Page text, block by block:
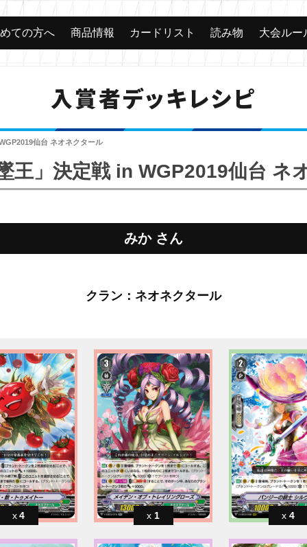
ての方へ 商品情報 カードリスト 読み物 大会ルー
入賞者デッキレシピ
仙台 ネオネクタール
王」決定戦 in WGP2019仙台 ネ
みか さん
クラン：ネオネクタール
4 1 4